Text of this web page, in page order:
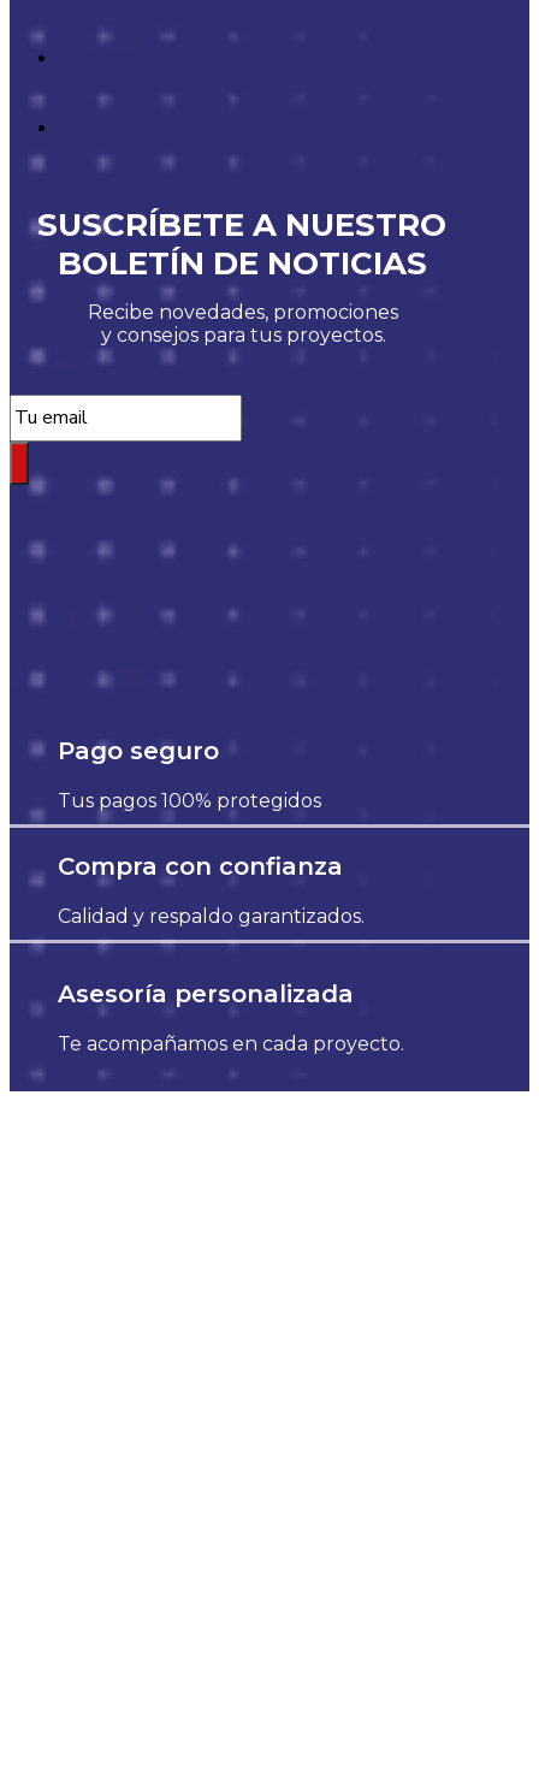
SUSCRÍBETE A NUESTRO
BOLETÍN DE NOTICIAS
Recibe novedades, promociones
y consejos para tus proyectos.
Pago seguro
Tus pagos 100% protegidos
Compra con confianza
Calidad y respaldo garantizados.
Asesoría personalizada
Te acompañamos en cada proyecto.